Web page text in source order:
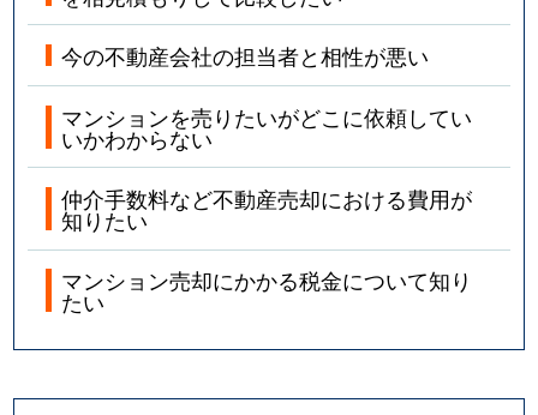
今の不動産会社の担当者と相性が悪い
マンションを売りたいがどこに依頼してい
いかわからない
仲介手数料など不動産売却における費用が
知りたい
マンション売却にかかる税金について知り
たい